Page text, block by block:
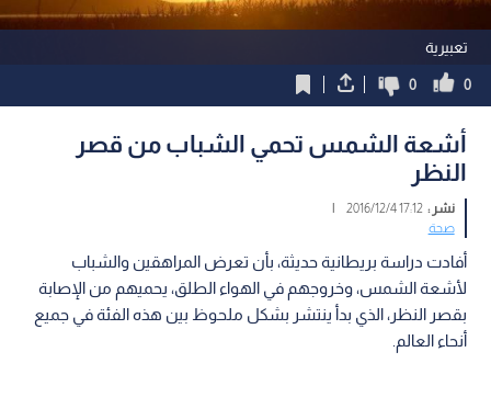
تعبيرية
0
0
أشعة الشمس تحمي الشباب من قصر
النظر
نشر :17:12 2016/12/4
|
صحة
أفادت دراسة بريطانية حديثة، بأن تعرض المراهقين والشباب
لأشعة الشمس، وخروجهم في الهواء الطلق، يحميهم من الإصابة
بقصر النظر، الذي بدأ ينتشر بشكل ملحوظ بين هذه الفئة في جميع
أنحاء العالم.